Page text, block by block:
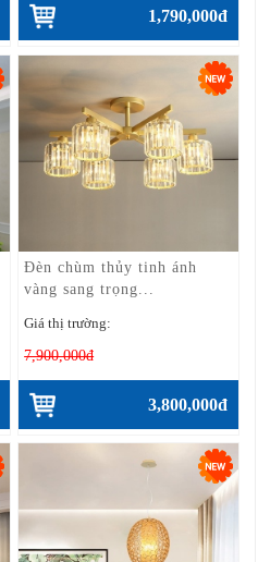
1,790,000đ
Đèn chùm thủy tinh ánh
vàng sang trọng...
Giá thị trường:
7,900,000đ
3,800,000đ